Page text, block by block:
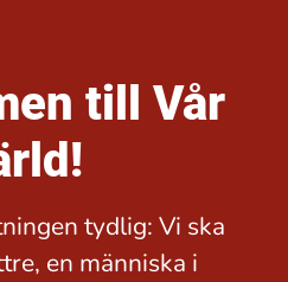
till Vår
tydlig: Vi ska
en människa i